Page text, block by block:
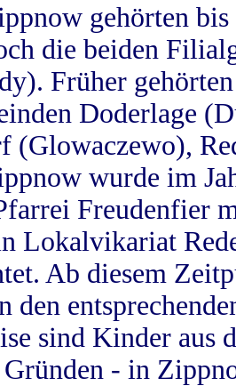
gehörten
die beiden
Früher
Doderlage
(Glowaczewo),
wurde im
Freudenfier
Lokalvikariat
Ab diesem
den
sind Kinder aus
- in